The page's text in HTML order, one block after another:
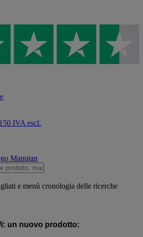
IVA escl.
e menù cronologia delle ricerche
un nuovo prodotto: